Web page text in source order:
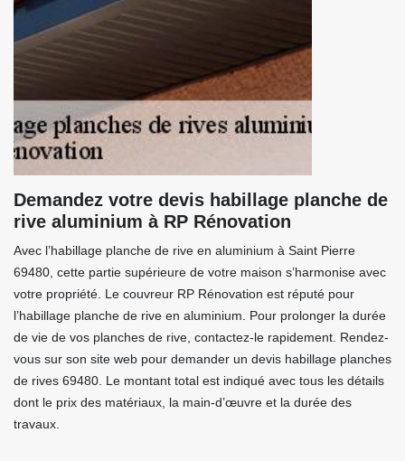
Demandez votre devis habillage planche de
rive aluminium à RP Rénovation
Avec l’habillage planche de rive en aluminium à Saint Pierre
69480, cette partie supérieure de votre maison s’harmonise avec
votre propriété. Le couvreur RP Rénovation est réputé pour
l’habillage planche de rive en aluminium. Pour prolonger la durée
de vie de vos planches de rive, contactez-le rapidement. Rendez-
vous sur son site web pour demander un devis habillage planches
de rives 69480. Le montant total est indiqué avec tous les détails
dont le prix des matériaux, la main-d’œuvre et la durée des
travaux.